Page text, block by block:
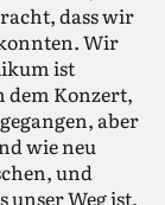
dass wir
Wir
ist
dem Konzert,
aber
wie neu
und
unser Weg ist,